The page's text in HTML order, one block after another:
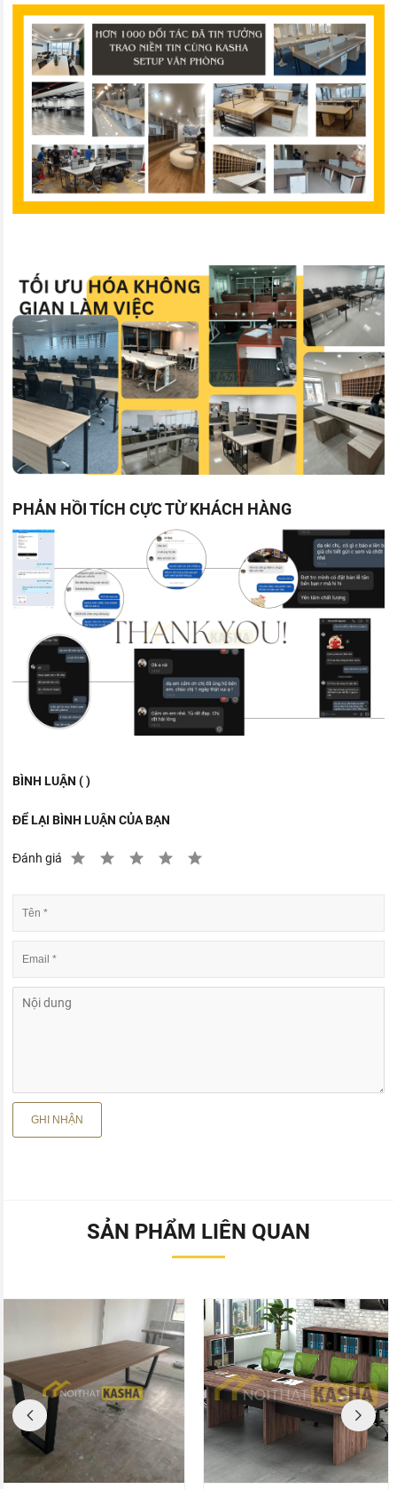
PHẢN HỒI TÍCH CỰC TỪ KHÁCH HÀNG
BÌNH LUẬN ( )
ĐỂ LẠI BÌNH LUẬN CỦA BẠN
Đánh giá
SẢN PHẨM LIÊN QUAN